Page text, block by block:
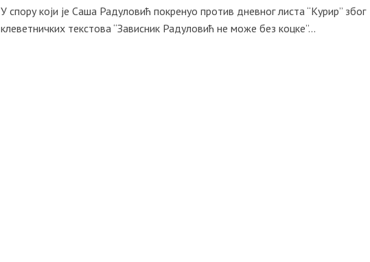
У спору који је Саша Радуловић покренуо против дневног листа “Курир” због
клеветничких текстова “Зависник Радуловић не може без коцке”...